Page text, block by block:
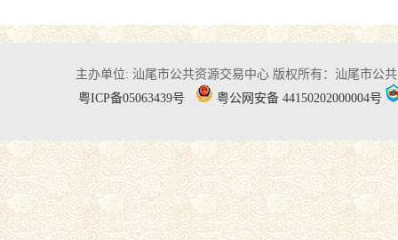
主办单位: 汕尾市公共资源交易中心 版权所有：汕尾市公
粤ICP备05063439号
粤公网安备 44150202000004号